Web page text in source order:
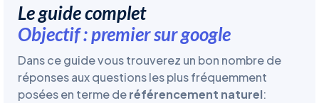
Le guide complet
Objectif : premier sur google
Dans ce guide vous trouverez un bon nombre de
réponses aux questions les plus fréquemment
posées en terme deréférencement naturel: